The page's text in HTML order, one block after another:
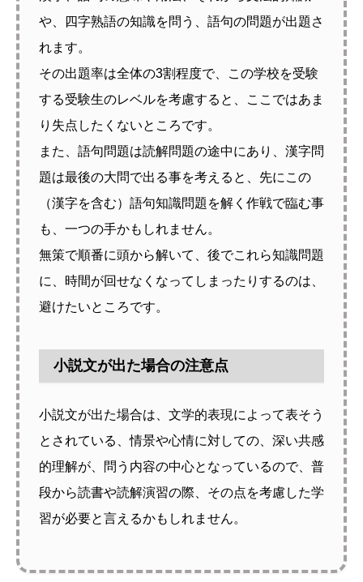
や、四字熟語の知識を問う、語句の問題が出題さ
れます。
その出題率は全体の3割程度で、この学校を受験
する受験生のレベルを考慮すると、ここではあま
り失点したくないところです。
また、語句問題は読解問題の途中にあり、漢字問
題は最後の大問で出る事を考えると、先にこの
（漢字を含む）語句知識問題を解く作戦で臨む事
も、一つの手かもしれません。
無策で順番に頭から解いて、後でこれら知識問題
に、時間が回せなくなってしまったりするのは、
避けたいところです。
小説文が出た場合の注意点
小説文が出た場合は、文学的表現によって表そう
とされている、情景や心情に対しての、深い共感
的理解が、問う内容の中心となっているので、普
段から読書や読解演習の際、その点を考慮した学
習が必要と言えるかもしれません。